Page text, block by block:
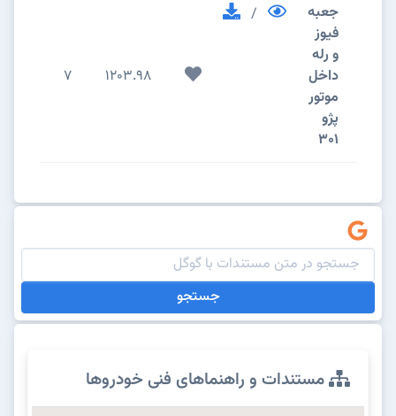
جعبه
فيوز
و رله
داخل
موتور
پژو
301
/
1203.98
7
جستجو
مستندات و راهنماهای فنی خودروها